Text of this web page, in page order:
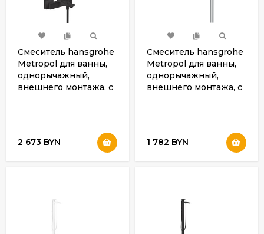
Смеситель hansgrohe
Metropol для ванны,
однорычажный,
внешнего монтажа, с
2 673 BYN
Смеситель hansgrohe
Metropol для ванны,
однорычажный,
внешнего монтажа, с
1 782 BYN